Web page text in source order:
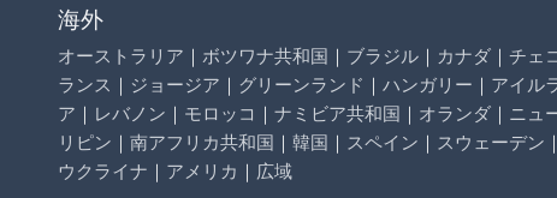
海外
オーストラリア ｜ ボツワナ共和国 ｜ ブラジル ｜ カナダ ｜ チェ
ランス ｜ ジョージア ｜ グリーンランド ｜ ハンガリー ｜ アイル
ア ｜ レバノン ｜ モロッコ ｜ ナミビア共和国 ｜ オランダ ｜ ニュ
リピン ｜ 南アフリカ共和国 ｜ 韓国 ｜ スペイン ｜ スウェーデン ｜
ウクライナ ｜ アメリカ ｜ 広域